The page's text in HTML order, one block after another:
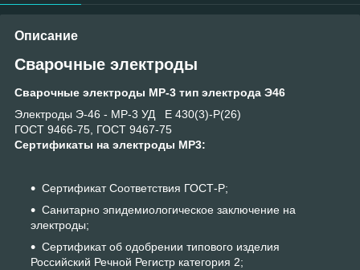
Описание
Сварочные электроды
Сварочные электроды МР-3 тип электрода Э46
Электроды Э-46 - МР-3 УД Е 430(3)-Р(26)
ГОСТ 9466-75, ГОСТ 9467-75
Сертификаты на электроды МР3:
Сертификат Соответствия ГОСТ-Р;
Санитарно эпидемиологическое заключение на
электроды;
Сертификат об одобрении типового изделия
Российский Речной Регистр категория 2;